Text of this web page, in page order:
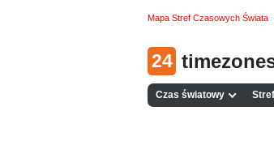
Mapa Stref Czasowych Świata
24
Czas światowy